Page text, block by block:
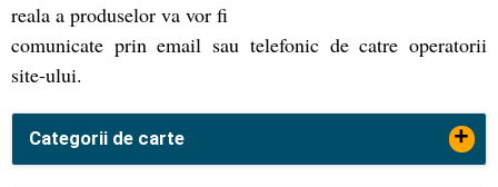
Categorii de carte +
reala a produselor va vor fi
comunicate prin email sau telefonic de catre operatorii
site-ului.